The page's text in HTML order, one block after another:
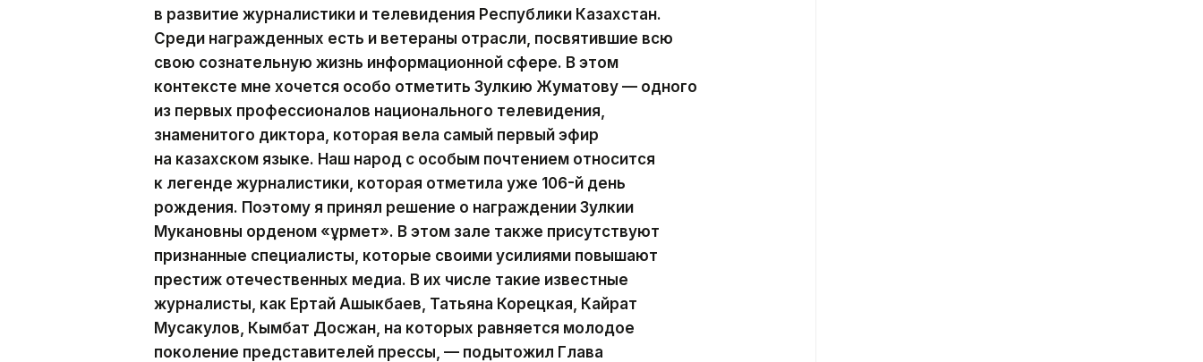
в развитие журналистики и телевидения Республики Казахстан.
Среди награжденных есть и ветераны отрасли, посвятившие всю
свою сознательную жизнь информационной сфере. В этом
контексте мне хочется особо отметить Зулкию Жуматову — одного
из первых профессионалов национального телевидения,
знаменитого диктора, которая вела самый первый эфир
на казахском языке. Наш народ с особым почтением относится
к легенде журналистики, которая отметила уже 106-й день
рождения. Поэтому я принял решение о награждении Зулкии
Мукановны орденом «Құрмет». В этом зале также присутствуют
признанные специалисты, которые своими усилиями повышают
престиж отечественных медиа. В их числе такие известные
журналисты, как Ертай Ашыкбаев, Татьяна Корецкая, Кайрат
Мусакулов, Кымбат Досжан, на которых равняется молодое
поколение представителей прессы, — подытожил Глава